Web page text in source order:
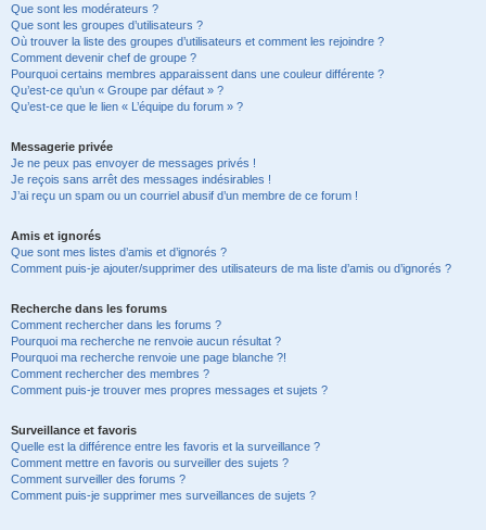
Que sont les modérateurs ?
Que sont les groupes d’utilisateurs ?
Où trouver la liste des groupes d’utilisateurs et comment les rejoindre ?
Comment devenir chef de groupe ?
Pourquoi certains membres apparaissent dans une couleur différente ?
Qu’est-ce qu’un « Groupe par défaut » ?
Qu’est-ce que le lien « L’équipe du forum » ?
Messagerie privée
Je ne peux pas envoyer de messages privés !
Je reçois sans arrêt des messages indésirables !
J’ai reçu un spam ou un courriel abusif d’un membre de ce forum !
Amis et ignorés
Que sont mes listes d’amis et d’ignorés ?
Comment puis-je ajouter/supprimer des utilisateurs de ma liste d’amis ou d’ignorés ?
Recherche dans les forums
Comment rechercher dans les forums ?
Pourquoi ma recherche ne renvoie aucun résultat ?
Pourquoi ma recherche renvoie une page blanche ?!
Comment rechercher des membres ?
Comment puis-je trouver mes propres messages et sujets ?
Surveillance et favoris
Quelle est la différence entre les favoris et la surveillance ?
Comment mettre en favoris ou surveiller des sujets ?
Comment surveiller des forums ?
Comment puis-je supprimer mes surveillances de sujets ?